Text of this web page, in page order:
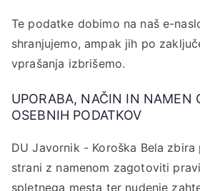
Te podatke dobimo na naš e-
shranjujemo, ampak jih po
vprašanja izbrišemo.
UPORABA, NAČIN IN NAMEN
OSEBNIH PODATKOV
DU Javornik - Koroška Bela
strani z namenom zagotoviti
spletnega mesta ter nudenje